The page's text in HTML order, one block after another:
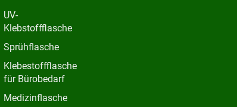
UV-
Klebstoffflasche
Sprühflasche
Klebestoffflasche
für Bürobedarf
Medizinflasche